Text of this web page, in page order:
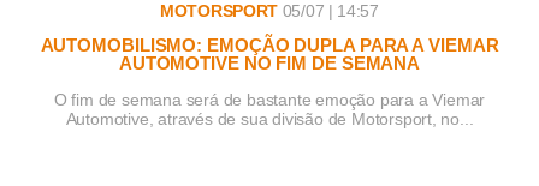
MOTORSPORT 05/07 | 14:57
AUTOMOBILISMO: EMOÇÃO DUPLA PARA A VIEMAR
AUTOMOTIVE NO FIM DE SEMANA
O fim de semana será de bastante emoção para a Viemar
Automotive, através de sua divisão de Motorsport, no...